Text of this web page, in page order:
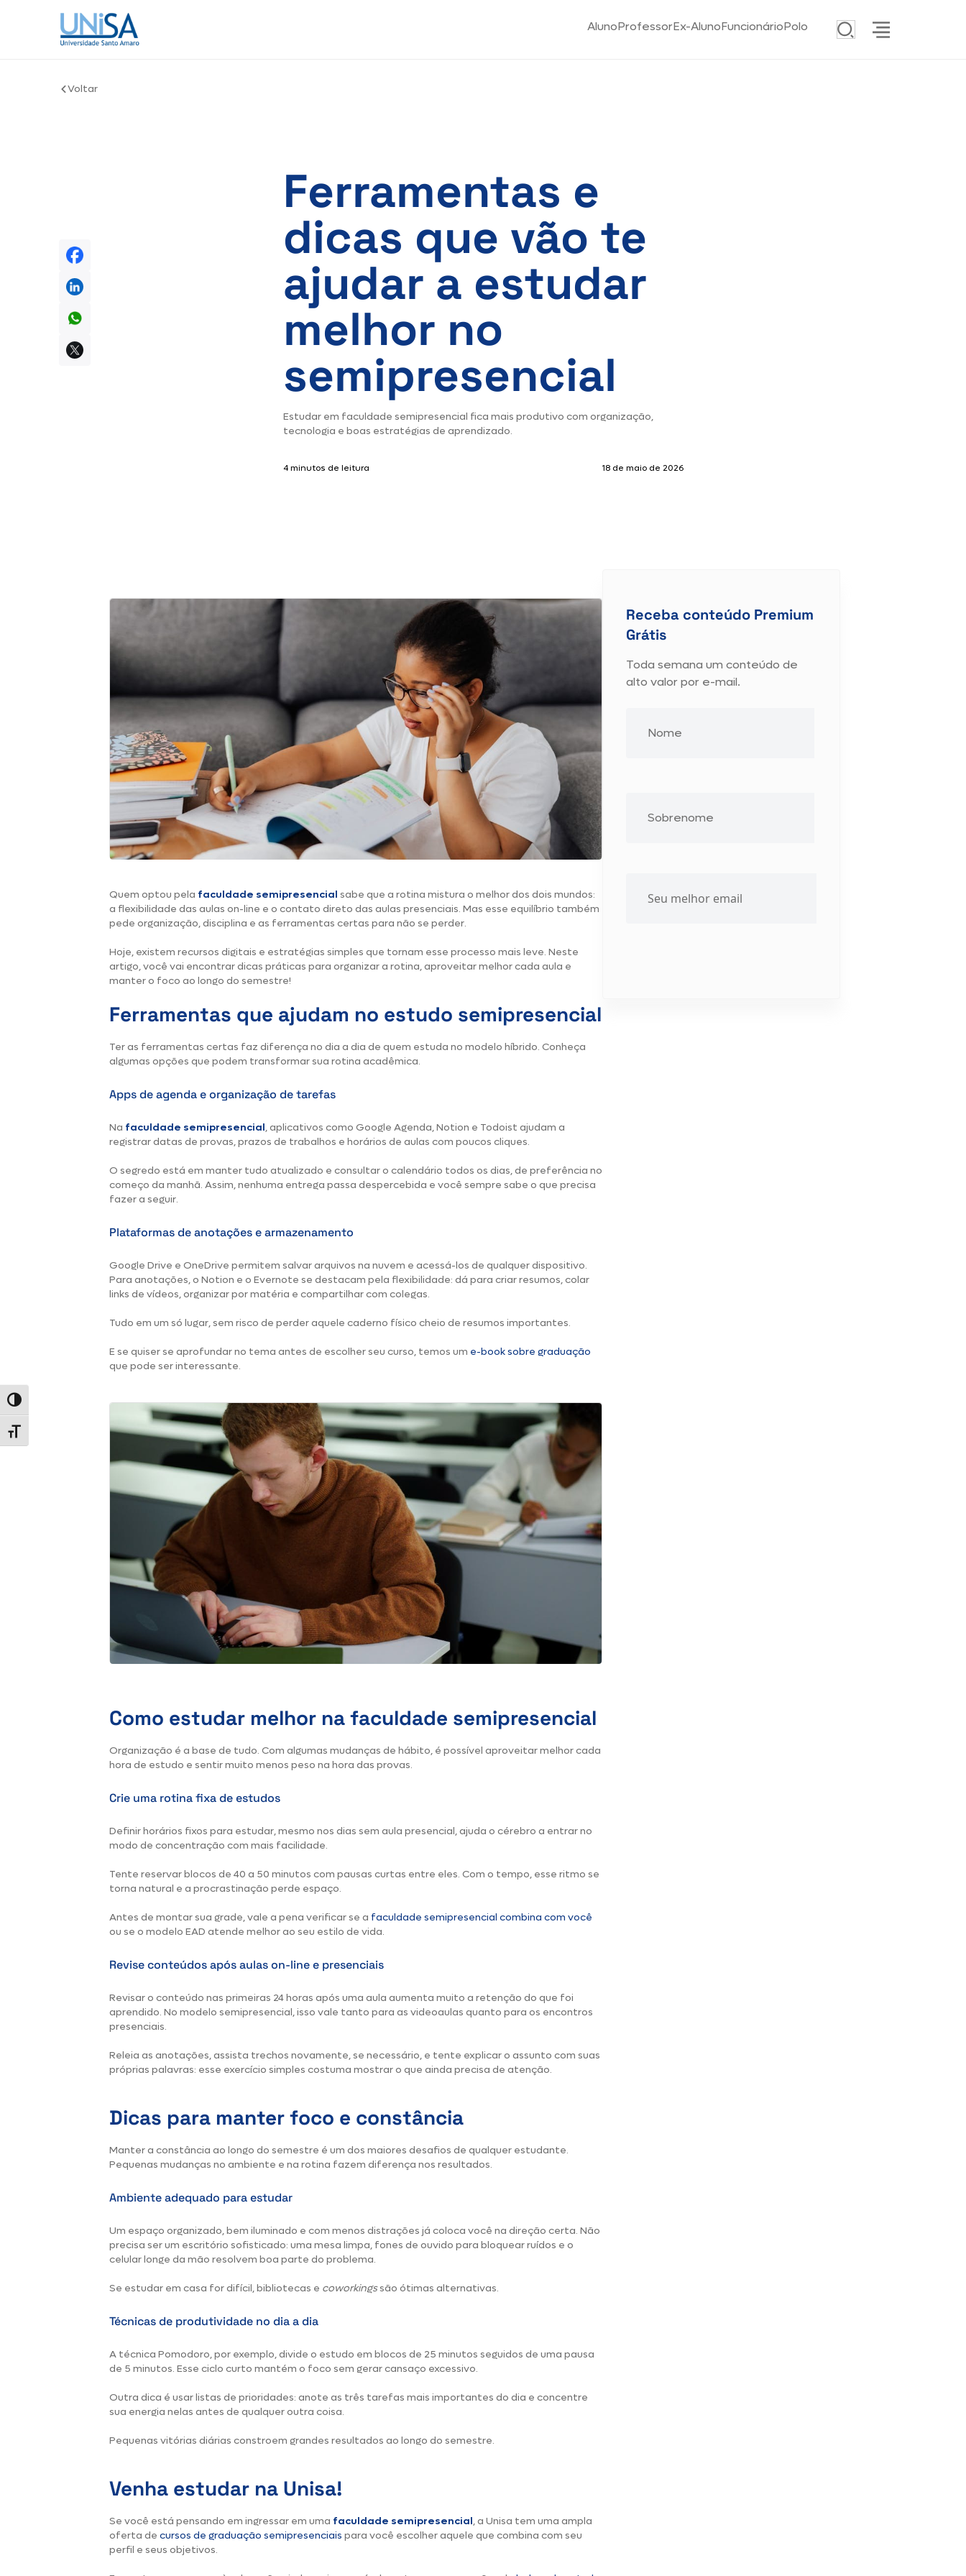
Alternar alto contraste
Alternar tamanho da fonte
AlunoProfessorEx-AlunoFuncionárioPolo
Voltar
Ferramentas e
dicas que vão te
ajudar a estudar
melhor no
semipresencial
Estudar em faculdade semipresencial fica mais produtivo com organização,
tecnologia e boas estratégias de aprendizado.
4 minutos de leitura 18 de maio de 2026
Quem optou pela faculdade semipresencial sabe que a rotina mistura o melhor dos dois mundos:
a flexibilidade das aulas on-line e o contato direto das aulas presenciais. Mas esse equilíbrio também
pede organização, disciplina e as ferramentas certas para não se perder.
Hoje, existem recursos digitais e estratégias simples que tornam esse processo mais leve. Neste
artigo, você vai encontrar dicas práticas para organizar a rotina, aproveitar melhor cada aula e
manter o foco ao longo do semestre!
Ferramentas que ajudam no estudo semipresencial
Ter as ferramentas certas faz diferença no dia a dia de quem estuda no modelo híbrido. Conheça
algumas opções que podem transformar sua rotina acadêmica.
Apps de agenda e organização de tarefas
Na faculdade semipresencial,aplicativos como Google Agenda, Notion e Todoist ajudam a
registrar datas de provas, prazos de trabalhos e horários de aulas com poucos cliques.
O segredo está em manter tudo atualizado e consultar o calendário todos os dias, de preferência no
começo da manhã. Assim, nenhuma entrega passa despercebida e você sempre sabe o que precisa
fazer a seguir.
Plataformas de anotações e armazenamento
Google Drive e OneDrive permitem salvar arquivos na nuvem e acessá-los de qualquer dispositivo.
Para anotações, o Notion e o Evernote se destacam pela flexibilidade: dá para criar resumos, colar
links de vídeos, organizar por matéria e compartilhar com colegas.
Tudo em um só lugar, sem risco de perder aquele caderno físico cheio de resumos importantes.
E se quiser se aprofundar no tema antes de escolher seu curso, temos um e-book sobre graduação
que pode ser interessante.
Como estudar melhor na faculdade semipresencial
Organização é a base de tudo. Com algumas mudanças de hábito, é possível aproveitar melhor cada
hora de estudo e sentir muito menos peso na hora das provas.
Crie uma rotina fixa de estudos
Definir horários fixos para estudar, mesmo nos dias sem aula presencial, ajuda o cérebro a entrar no
modo de concentração com mais facilidade.
Tente reservar blocos de 40 a 50 minutos com pausas curtas entre eles. Com o tempo, esse ritmo se
torna natural e a procrastinação perde espaço.
Antes de montar sua grade, vale a pena verificar se a faculdade semipresencial combina com você
ou se o modelo EAD atende melhor ao seu estilo de vida.
Revise conteúdos após aulas on-line e presenciais
Revisar o conteúdo nas primeiras 24 horas após uma aula aumenta muito a retenção do que foi
aprendido. No modelo semipresencial, isso vale tanto para as videoaulas quanto para os encontros
presenciais.
Releia as anotações, assista trechos novamente, se necessário, e tente explicar o assunto com suas
próprias palavras: esse exercício simples costuma mostrar o que ainda precisa de atenção.
Dicas para manter foco e constância
Manter a constância ao longo do semestre é um dos maiores desafios de qualquer estudante.
Pequenas mudanças no ambiente e na rotina fazem diferença nos resultados.
Ambiente adequado para estudar
Um espaço organizado, bem iluminado e com menos distrações já coloca você na direção certa. Não
precisa ser um escritório sofisticado: uma mesa limpa, fones de ouvido para bloquear ruídos e o
celular longe da mão resolvem boa parte do problema.
Se estudar em casa for difícil, bibliotecas e coworkingssão ótimas alternativas.
Técnicas de produtividade no dia a dia
A técnica Pomodoro, por exemplo, divide o estudo em blocos de 25 minutos seguidos de uma pausa
de 5 minutos. Esse ciclo curto mantém o foco sem gerar cansaço excessivo.
Outra dica é usar listas de prioridades: anote as três tarefas mais importantes do dia e concentre
sua energia nelas antes de qualquer outra coisa.
Pequenas vitórias diárias constroem grandes resultados ao longo do semestre.
Venha estudar na Unisa!
Se você está pensando em ingressar em uma faculdade semipresencial, a Unisa tem uma ampla
oferta de cursos de graduação semipresenciais para você escolher aquele que combina com seu
perfil e seus objetivos.
Receba conteúdo Premium
Grátis
Toda semana um conteúdo de
alto valor por e-mail.